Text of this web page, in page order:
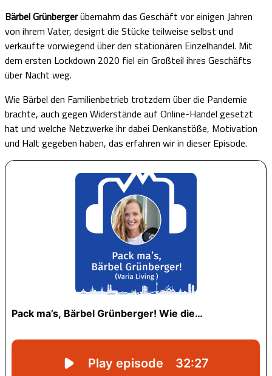
Bärbel Grünbergerübernahm das Geschäft vor einigen Jahren
von ihrem Vater, designt die Stücke teilweise selbst und
verkaufte vorwiegend über den stationären Einzelhandel. Mit
dem ersten Lockdown 2020 fiel ein Großteil ihres Geschäfts
über Nacht weg.
Wie Bärbel den Familienbetrieb trotzdem über die Pandemie
brachte, auch gegen Widerstände auf Online-Handel gesetzt
hat und welche Netzwerke ihr dabei Denkanstöße, Motivation
und Halt gegeben haben, das erfahren wir in dieser Episode.